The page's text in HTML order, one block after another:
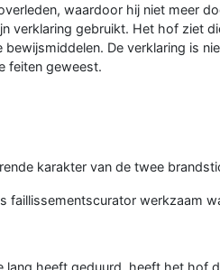
waardoor hij niet meer
verklaring gebruikt. Het hof ziet
De verklaring is
feiten geweest.
karakter van de twee
faillissementscurator werkzaam
heeft geduurd, heeft het hof